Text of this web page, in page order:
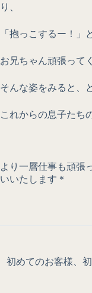
り、
「抱っこするー！」
お兄ちゃん頑張って
そんな姿をみると、
これからの息子たち
より一層仕事も頑張
いいたします＊
初めてのお客様、